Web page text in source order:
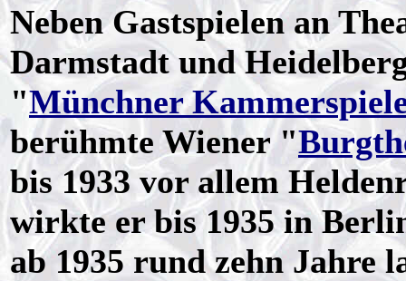
Neben Gastspielen an
Darmstadt und
"Münchner
berühmte Wiener "
bis 1933 vor allem
wirkte er bis 1935 in
ab 1935 rund zehn Jahre